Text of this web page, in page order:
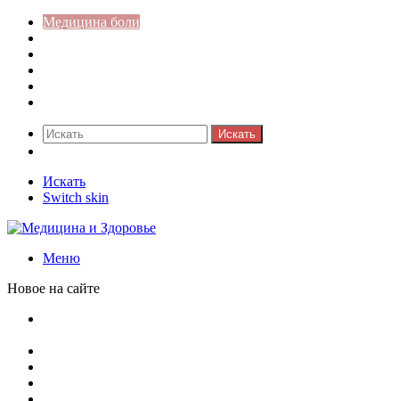
Медицина боли
Искать
Искать
Switch skin
Меню
Новое на сайте